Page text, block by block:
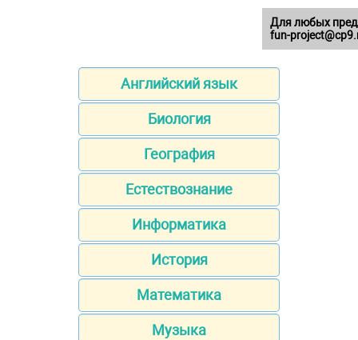
Английский язык
Биология
География
Естествознание
Информатика
История
Математика
Музыка
Для любых
fun-